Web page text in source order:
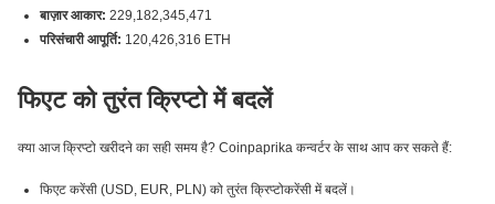
बाज़ार आकार: 229,182,345,471
परिसंचारी आपूर्ति: 120,426,316 ETH
फिएट को तुरंत क्रिप्टो में बदलें
क्या आज क्रिप्टो खरीदने का सही समय है? Coinpaprika कन्वर्टर के साथ आप कर सकते हैं:
फिएट करेंसी (USD, EUR, PLN) को तुरंत क्रिप्टोकरेंसी में बदलें।